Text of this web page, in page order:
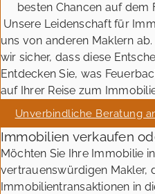
besten Chancen auf
Unsere Leidenschaft für
uns von anderen Maklern
wir sicher, dass diese
Entdecken Sie, was
auf Ihrer Reise zum
Unverbindliche Beratung
Immobilien verkaufen
Möchten Sie Ihre Immobilie
vertrauenswürdigen Makler,
Immobilientransaktionen in